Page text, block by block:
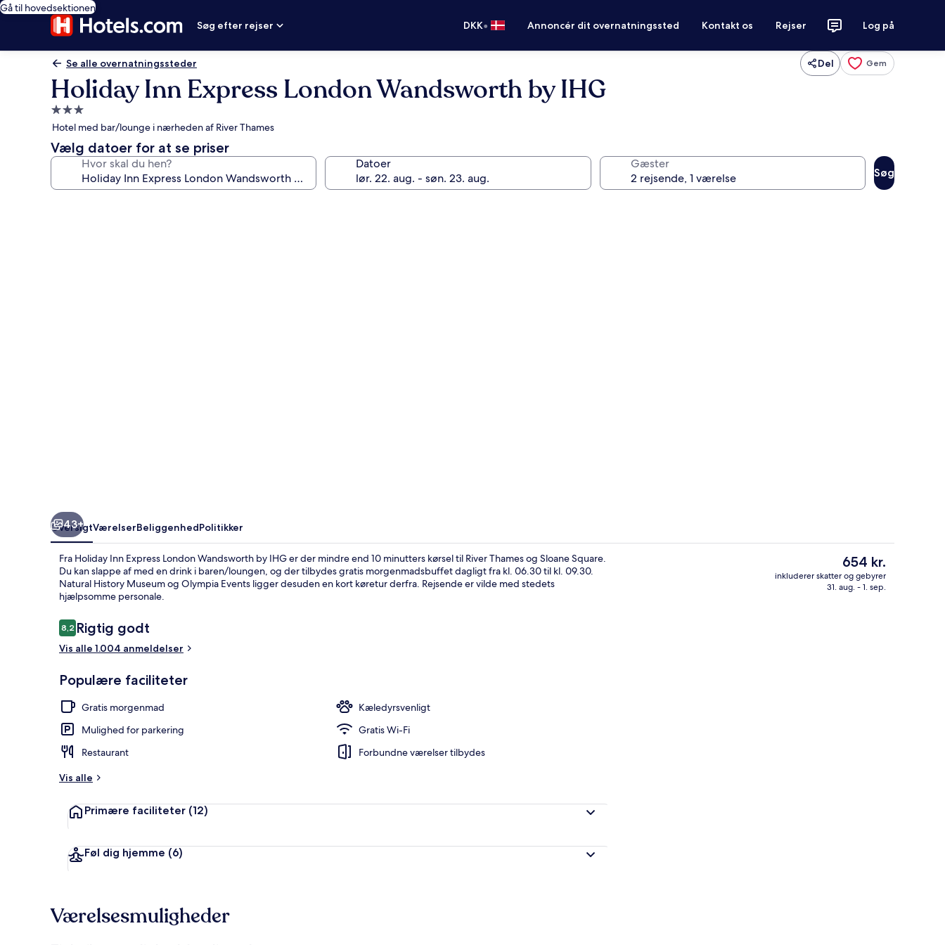
Gå til hovedsektionen
Søg efter rejser
DKK• Annoncér dit overnatningssted Kontakt os Rejser Log på
Se alle overnatningssteder Del Gem
Holiday Inn Express London Wandsworth by IHG
3.0-
stjernet
overnatningssted
Hotel med bar/lounge i nærheden af River Thames
Vælg datoer for at se priser
Hvor skal du hen? Datoer Gæster
Søg
Bar (på overnatningsstedet)
43+
OversigtVærelserBeliggenhedPolitikker
Fra Holiday Inn Express London Wandsworth by IHG er der mindre end 10 minutters kørsel til River Thames og Sloane Square.
Du kan slappe af med en drink i baren/loungen, og der tilbydes gratis morgenmadsbuffet dagligt fra kl. 06.30 til kl. 09.30.
Natural History Museum og Olympia Events ligger desuden en kort køretur derfra. Rejsende er vilde med stedets
hjælpsomme personale.
Anmeldelser
8,28,2 ud af 10.
Rigtig godt
Vis alle 1.004 anmeldelser
Populære faciliteter
Gratis morgenmad
Kæledyrsvenligt
Mulighed for parkering
Gratis Wi-Fi
Restaurant
Forbundne værelser tilbydes
Vis alle
Primære faciliteter (12)
Føl dig hjemme (6)
Den
nuværende
pris
654 kr.
inkluderer skatter og gebyrer
31. aug. - 1. sep.
Værelsesmuligheder